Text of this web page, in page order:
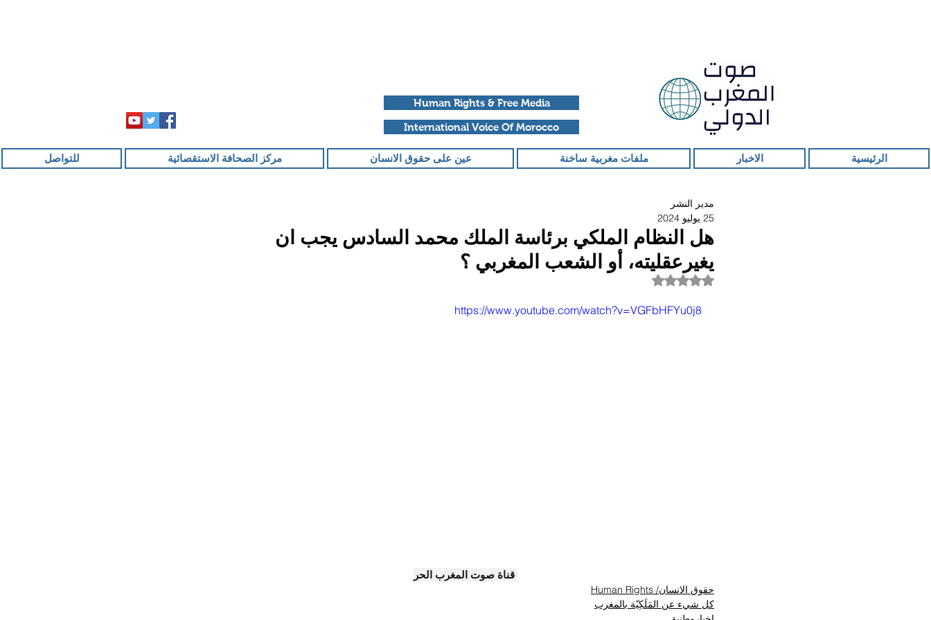
Human Rights & Free Media
International Voice Of Morocco
الرئيسية الاخبار ملفات مغربية ساخنة عين على حقوق الانسان مركز الصحافة الاستقصائية للتواصل
هل النظام الملكي برئاسة الملك محمد السادس يجب ان
يغيرعقليته، أو الشعب المغربي ؟
مدير النشر
25 يوليو 2024
تم التقييم بـ ليس رقمًا من أصل 5 نجوم.
https://www.youtube.com/watch?v=VGFbHFYu0j8
قناة صوت المغرب الحر
حقوق الانسان/ Human Rights
كل شيء عن المَلَكِيّة بالمغرب